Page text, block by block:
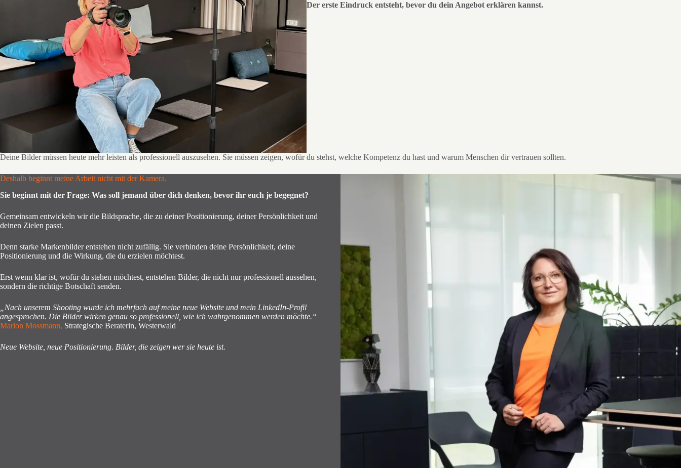
Der erste Eindruck entsteht, bevor du dein Angebot erklären kannst.
Deine Bilder müssen heute mehr leisten als professionell auszusehen. Sie müssen zeigen, wofür du stehst, welche Kompetenz du hast und warum Menschen dir vertrauen sollten.
Deshalb beginnt meine Arbeit nicht mit der Kamera.
Sie beginnt mit der Frage: Was soll jemand über dich denken, bevor ihr euch je begegnet?
Gemeinsam entwickeln wir die Bildsprache, die zu deiner Positionierung, deiner Persönlichkeit und
deinen Zielen passt.
Denn starke Markenbilder entstehen nicht zufällig. Sie verbinden deine Persönlichkeit, deine
Positionierung und die Wirkung, die du erzielen möchtest.
Erst wenn klar ist, wofür du stehen möchtest, entstehen Bilder, die nicht nur professionell aussehen,
sondern die richtige Botschaft senden.
„Nach unserem Shooting wurde ich mehrfach auf meine neue Website und mein LinkedIn-Profil
angesprochen. Die Bilder wirken genau so professionell, wie ich wahrgenommen werden möchte.“
Marion Mossmann, Strategische Beraterin, Westerwald
Neue Website, neue Positionierung. Bilder, die zeigen wer sie heute ist.